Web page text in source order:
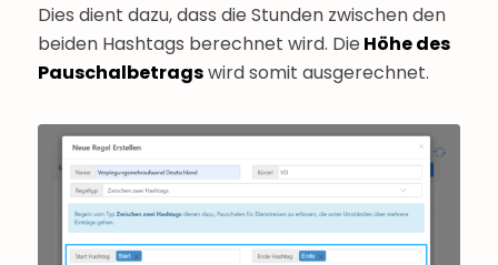
Dies dient dazu, dass die Stunden zwischen den
beiden Hashtags berechnet wird. Die Höhe des
Pauschalbetragswird somit ausgerechnet.